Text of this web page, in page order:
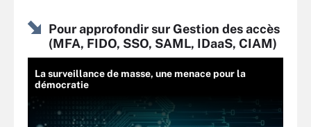
Pour approfondir sur Gestion des accès
(MFA, FIDO, SSO, SAML, IDaaS, CIAM)
La surveillance de masse, une menace pour la
démocratie